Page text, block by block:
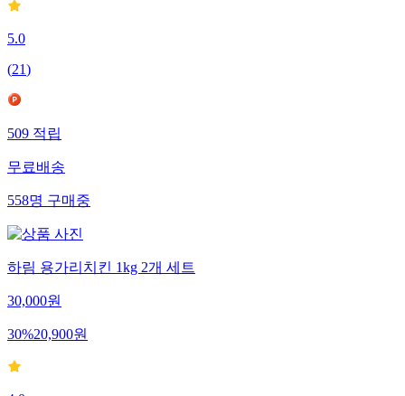
5.0
(21)
509적립
무료배송
558명구매중
하림 용가리치킨 1kg 2개 세트
30,000원
30%20,900원